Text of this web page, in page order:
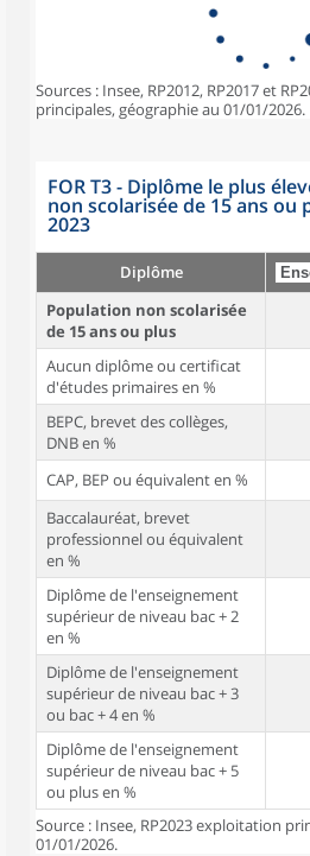
Sources : Insee, RP2012, RP2017 et
principales, géographie au 01/01/2026.
FOR T3 - Diplôme le plus
non scolarisée de 15 ans ou
2023
Diplôme
Population non scolarisée
de 15 ans ou plus
Aucun diplôme ou certificat
d'études primaires en %
BEPC, brevet des collèges,
DNB en %
CAP, BEP ou équivalent en %
Baccalauréat, brevet
professionnel ou équivalent
en %
Diplôme de l'enseignement
supérieur de niveau bac + 2
en %
Diplôme de l'enseignement
supérieur de niveau bac + 3
ou bac + 4 en %
Diplôme de l'enseignement
supérieur de niveau bac + 5
ou plus en %
Source : Insee, RP2023 exploitation
01/01/2026.